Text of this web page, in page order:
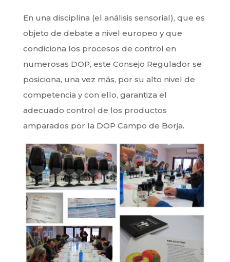
En una disciplina (el análisis sensorial), que es
objeto de debate a nivel europeo y que
condiciona los procesos de control en
numerosas DOP, este Consejo Regulador se
posiciona, una vez más, por su alto nivel de
competencia y con ello, garantiza el
adecuado control de los productos
amparados por la DOP Campo de Borja.